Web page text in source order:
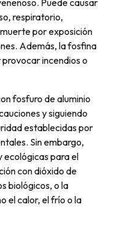
respiratorio,
por exposición
Además, la fosfina
incendios o
fosfuro de aluminio
y siguiendo
establecidas por
Sin embargo,
ecológicas para el
con dióxido de
biológicos, o la
el calor, el frío o la